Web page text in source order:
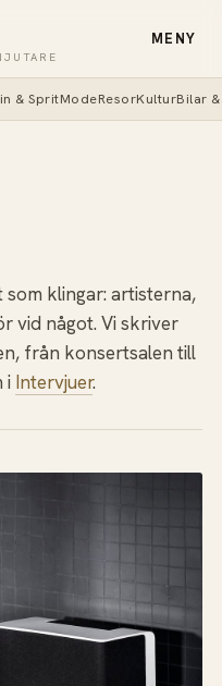
MENY
& SpritModeResorKulturBilar
som klingar: artisterna,
vid något. Vi skriver
från konsertsalen till
i Intervjuer.